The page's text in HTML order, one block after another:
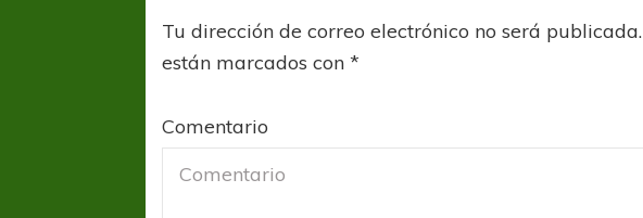
Tu dirección de correo electrónico no será publicada.
están marcados con*
Comentario